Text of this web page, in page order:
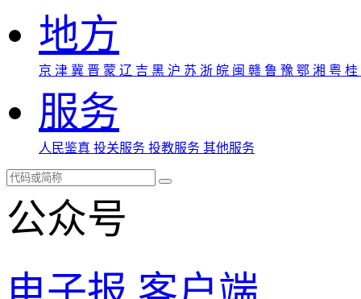
地方
京 津 冀 晋 蒙 辽 吉 黑 沪 苏 浙 皖 闽 赣 鲁 豫 鄂 湘 粤 桂
服务
人民鉴真 投关服务 投教服务 其他服务
公众号